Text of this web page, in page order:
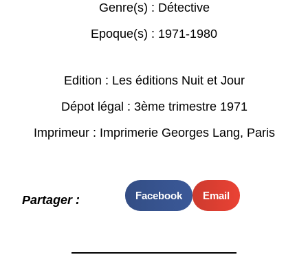
Genre(s) : Détective
Epoque(s) : 1971-1980
Edition : Les éditions Nuit et Jour
Dépot légal : 3ème trimestre 1971
Imprimeur : Imprimerie Georges Lang, Paris
Partager : Facebook Email